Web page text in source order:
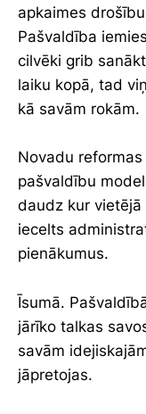
apkaimes
Pašvaldība
cilvēki grib
laiku kopā, tad
kā savām rokām.
Novadu
pašvaldību
daudz kur vietējā
iecelts
pienākumus.
Īsumā.
jārīko talkas
savām
jāpretojas.